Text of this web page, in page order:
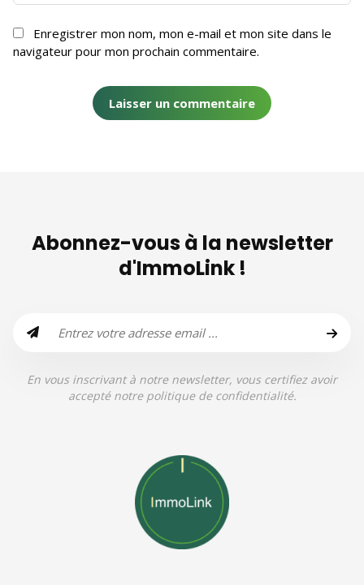
Enregistrer mon nom, mon e-mail et mon site dans le
navigateur pour mon prochain commentaire.
Abonnez-vous à la newsletter
d'ImmoLink !
En vous inscrivant à notre newsletter, vous certifiez avoir
accepté notre politique de confidentialité.